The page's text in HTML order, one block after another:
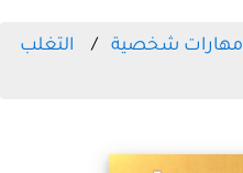
مهارات شخصية
التغلب